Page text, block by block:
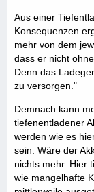
Aus einer
Konsequenzen
mehr von dem
dass er nicht
Denn das
zu versorgen."
Demnach kann
tiefenentladener
werden wie es
sein. Wäre der
nichts mehr. Hier
wie mangelhafte